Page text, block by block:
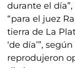
durante el
“para el juez
tierra de La
‘de día’”,
reprodujeron